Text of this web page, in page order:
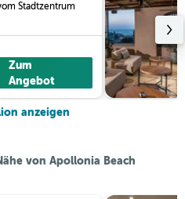
Stadtzentrum
Zum
Angebot
anzeigen
von Apollonia Beach